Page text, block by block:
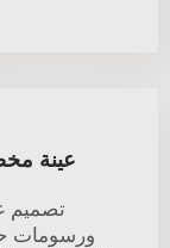
عينة
تصميم